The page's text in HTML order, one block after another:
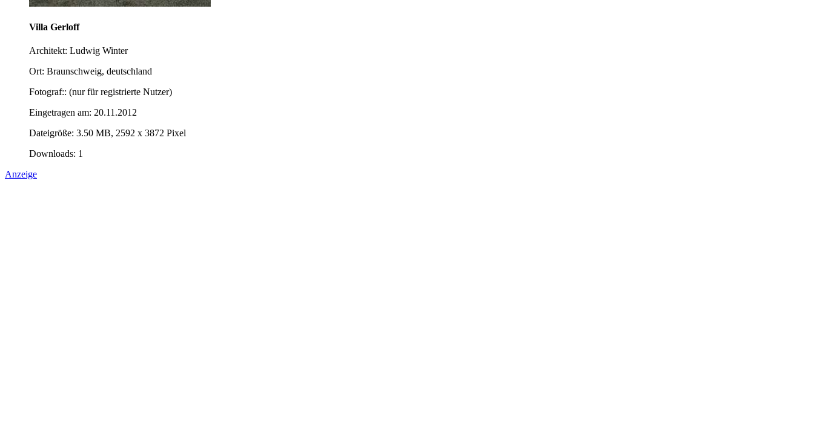
Villa Gerloff
Architekt: Ludwig Winter
Ort: Braunschweig, deutschland
Fotograf:: (nur für registrierte Nutzer)
Eingetragen am: 20.11.2012
Dateigröße: 3.50 MB, 2592 x 3872 Pixel
Downloads: 1
Anzeige